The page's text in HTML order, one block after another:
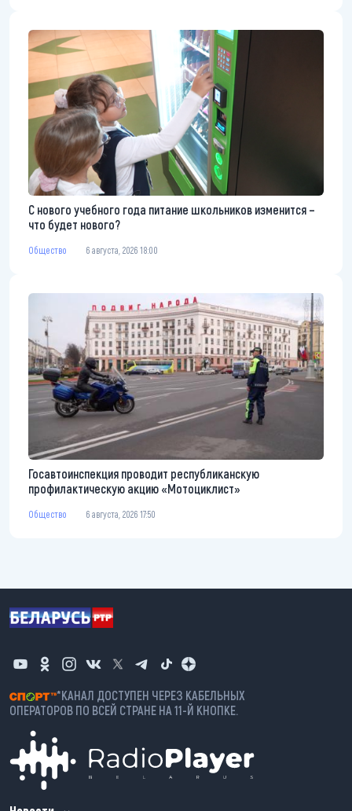
С нового учебного года питание школьников изменится –
что будет нового?
Общество 6 августа, 2026 18:00
Госавтоинспекция проводит республиканскую
профилактическую акцию «Мотоциклист»
Общество 6 августа, 2026 17:50
*КАНАЛ ДОСТУПЕН ЧЕРЕЗ КАБЕЛЬНЫХ
ОПЕРАТОРОВ ПО ВСЕЙ СТРАНЕ НА 11-Й КНОПКЕ.